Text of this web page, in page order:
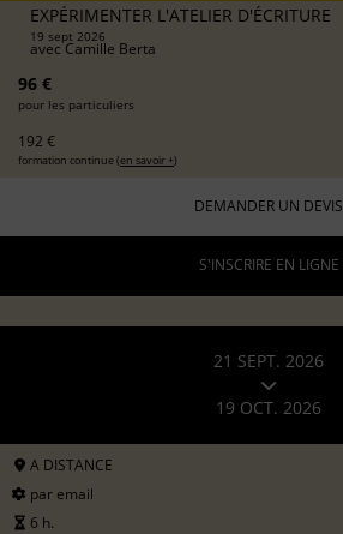
EXPÉRIMENTER L'ATELIER D'ÉCRITURE
19 sept 2026
avecCamille Berta
96 €
pour les particuliers
192 €
formation continue (en savoir +)
DEMANDER UN DEVIS
S'INSCRIRE EN LIGNE
21 SEPT. 2026
19 OCT. 2026
A DISTANCE
par email
6 h.